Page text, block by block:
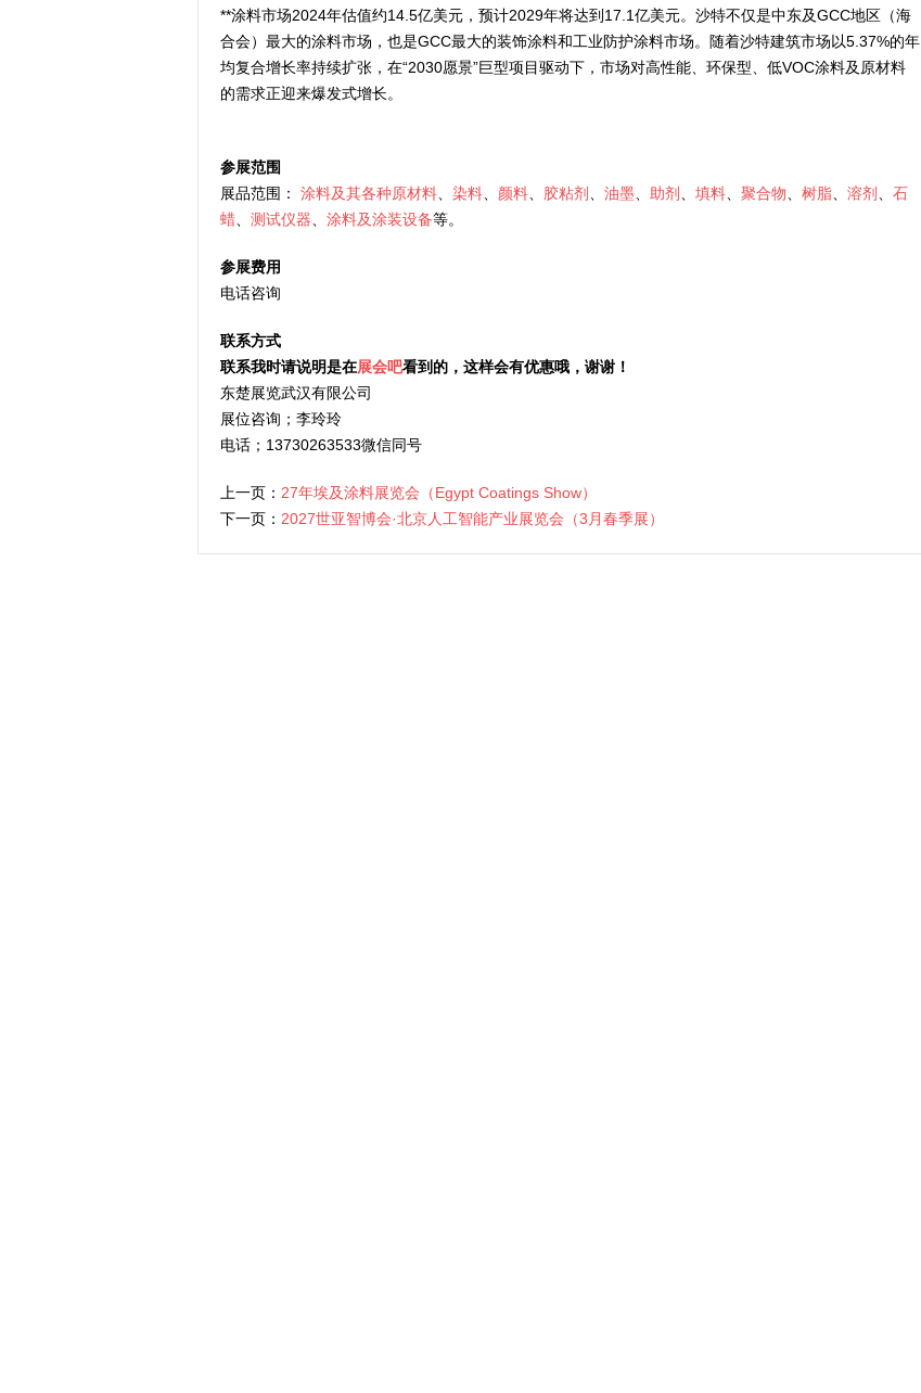
**涂料市场2024年估值约14.5亿美元，预计2029年将达到17.1亿美元。沙特不仅是中东及GCC地区（海
合会）最大的涂料市场，也是GCC最大的装饰涂料和工业防护涂料市场。随着沙特建筑市场以5.37%的年
均复合增长率持续扩张，在“2030愿景”巨型项目驱动下，市场对高性能、环保型、低VOC涂料及原材料
的需求正迎来爆发式增长。
参展范围
展品范围： 涂料及其各种原材料 染料 颜料 胶粘剂 油墨 助剂 填料 聚合物 树脂 溶剂
石
蜡
测试仪器 涂料及涂装设备等。
参展费用
电话咨询
联系方式
联系我时请说明是在展会吧看到的，这样会有优惠哦，谢谢！
东楚展览武汉有限公司
展位咨询；李玲玲
电话；13730263533微信同号
上一页： 27年埃及涂料展览会（Egypt Coatings Show）
下一页： 2027世亚智博会·北京人工智能产业展览会（3月春季展）